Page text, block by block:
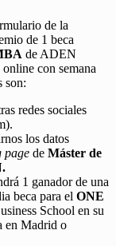
de la
de 1 beca
de ADEN
con semana
son:
redes sociales
los datos
page de Máster de
1 ganador de una
beca para el ONE
School en su
en Madrid o